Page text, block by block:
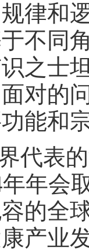
律和
不同
之士
对的
能和
代表
年年会
的全
产业